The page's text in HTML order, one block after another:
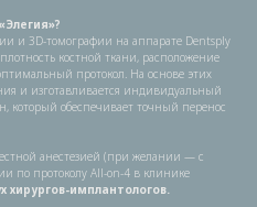
и 3D-томографии на аппарате Dentsply
костной ткани, расположение
протокол. На основе этих
и изготавливается индивидуальный
обеспечивает точный перенос
анестезией (при желании — с
по протоколу All-on-4 в клинике
хирургов-имплантологов.